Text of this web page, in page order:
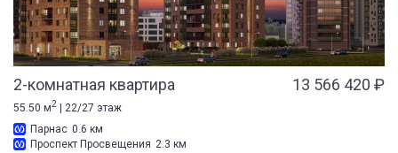
2-комнатная квартира 13 566 420 ₽
55.50 м2 | 22/27 этаж
Парнас 0.6 км
Проспект Просвещения 2.3 км